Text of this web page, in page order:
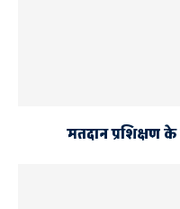
मतदान प्रशिक्षण